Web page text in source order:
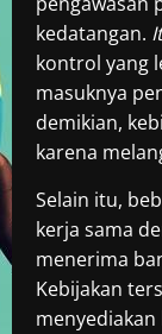
kedatangan.
kontrol yang
masuknya
demikian,
karena
Selain itu,
kerja sama
menerima
Kebijakan